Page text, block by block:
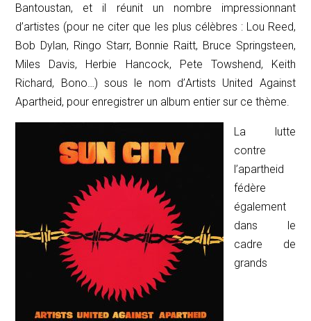
Bantoustan, et il réunit un nombre impressionnant
d’artistes (pour ne citer que les plus célèbres : Lou Reed,
Bob Dylan, Ringo Starr, Bonnie Raitt, Bruce Springsteen,
Miles Davis, Herbie Hancock, Pete Towshend, Keith
Richard, Bono…) sous le nom d’Artists United Against
Apartheid, pour enregistrer un album entier sur ce thème.
La lutte
contre
l’apartheid
fédère
également
dans le
cadre de
grands